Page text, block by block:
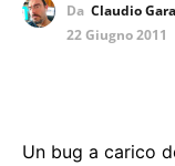
Da Claudio
22 Giugno 2011
Un bug a carico